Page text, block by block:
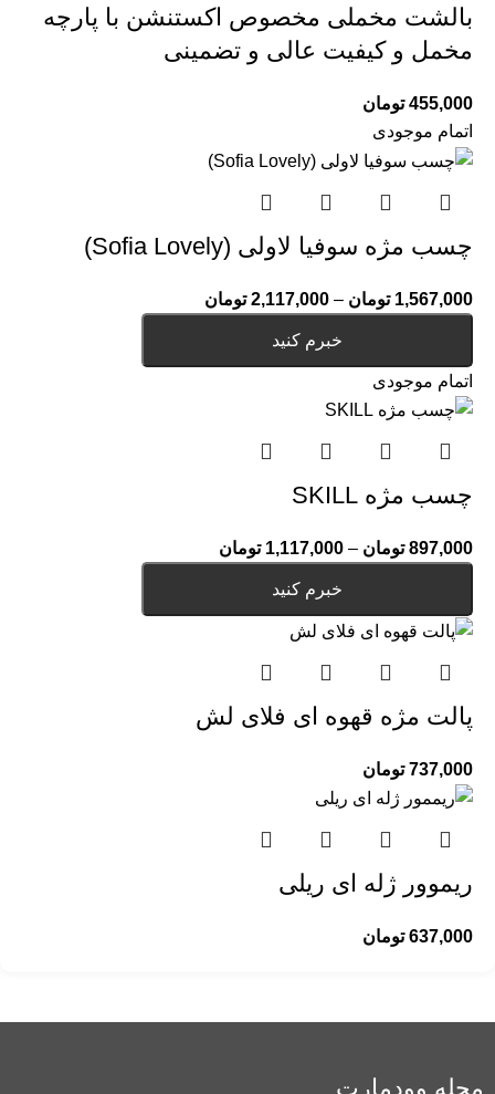
بالشت مخملی مخصوص اکستنشن با پارچه
مخمل و کیفیت عالی و تضمینی
455,000 تومان
اتمام موجودی
چسب مژه سوفیا لاولی (Sofia Lovely)
1,567,000 تومان –
2,117,000 تومان
خبرم کنید
اتمام موجودی
چسب مژه SKILL
897,000 تومان –
1,117,000 تومان
خبرم کنید
پالت مژه قهوه ای فلای لش
737,000 تومان
ریموور ژله ای ریلی
637,000 تومان
مجله وودمارت